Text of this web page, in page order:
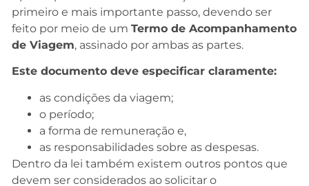
primeiro e mais importante passo, devendo ser
feito por meio de um Termo de Acompanhamento
de Viagem, assinado por ambas as partes.
Este documento deve especificar claramente:
as condições da viagem;
o período;
a forma de remuneração e,
as responsabilidades sobre as despesas.
Dentro da lei também existem outros pontos que
devem ser considerados ao solicitar o